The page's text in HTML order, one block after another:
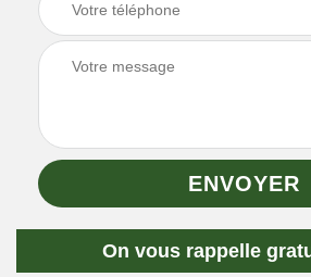
On vous rappelle